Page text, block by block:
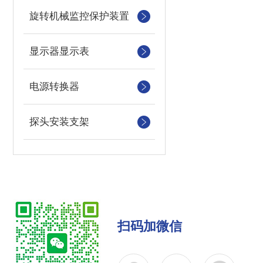
旋转机械监控保护装置
显示器显示表
电源转换器
探头安装支架
扫码加微信